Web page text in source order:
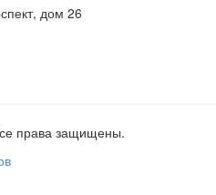
дом 26
права защищены.